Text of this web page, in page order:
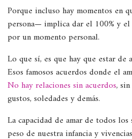
Porque incluso hay momentos en
persona— implica dar el 100% y
por un momento personal.
Lo que sí, es que hay que estar de
Esos famosos acuerdos donde el
No hay relaciones sin acuerdos,
gustos, soledades y demás.
La capacidad de amar de todos
peso de nuestra infancia y